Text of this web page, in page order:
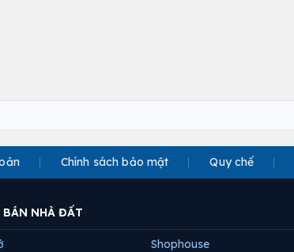
Chính sách bảo mật Quy chế
BÁN NHÀ ĐẤT
Shophouse